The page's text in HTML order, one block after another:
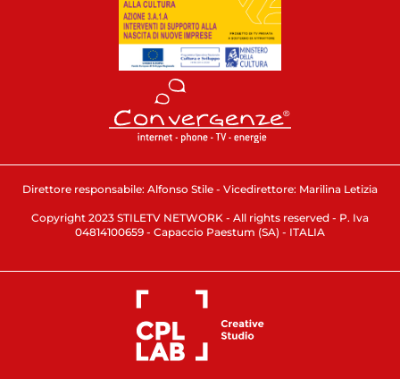
Direttore responsabile: Alfonso Stile - Vicedirettore: Marilina Letizia
Copyright 2023 STILETV NETWORK - All rights reserved - P. Iva
04814100659 - Capaccio Paestum (SA) - ITALIA